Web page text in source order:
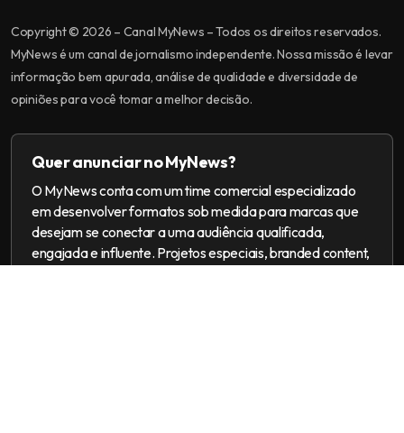
Copyright © 2026 – Canal MyNews – Todos os direitos reservados.
MyNews é um canal de jornalismo independente. Nossa missão é levar
informação bem apurada, análise de qualidade e diversidade de
opiniões para você tomar a melhor decisão.
Quer anunciar no MyNews?
O MyNews conta com um time comercial especializado
em desenvolver formatos sob medida para marcas que
desejam se conectar a uma audiência qualificada,
engajada e influente. Projetos especiais, branded content,